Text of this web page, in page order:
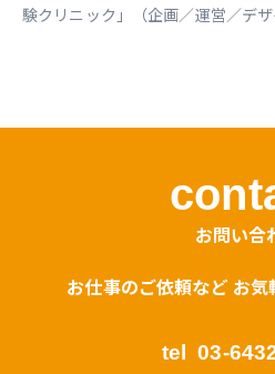
験クリニック」（企画／運営／デザ
お問い合
お仕事のご依頼など お
tel 03-